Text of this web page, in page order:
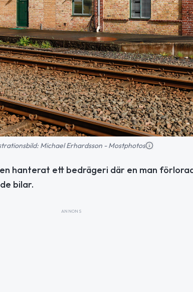
Michael Erhardsson - Mostphotos
hanterat ett bedrägeri där en man
bilar.
ANNONS